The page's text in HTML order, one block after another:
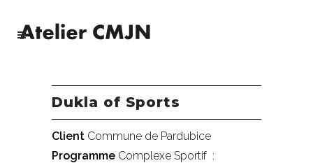
Dukla of Sports
Client Commune de Pardubice
Programme Complexe Sportif :